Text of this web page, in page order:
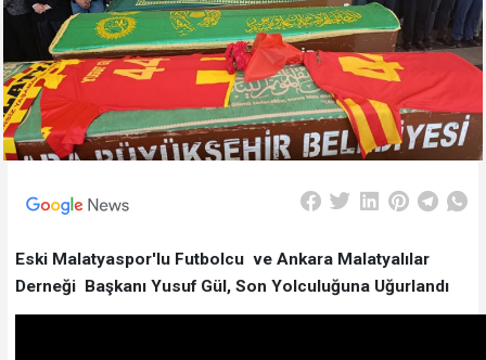
Eski Malatyaspor'lu Futbolcu ve Ankara Malatyalılar
Derneği Başkanı Yusuf Gül, Son Yolculuğuna Uğurlandı